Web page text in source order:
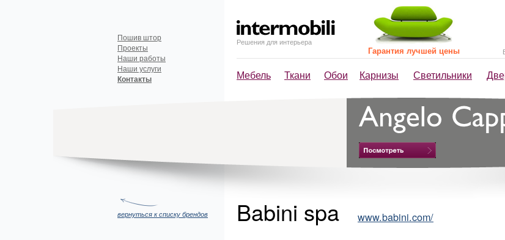
Решения для интерьера
Мебель Ткани Обои Карнизы Светильники
Пошив штор
Проекты
Наши работы
Наши услуги
Контакты
Гарантия лучшей цены
вернуться к списку брендов Babini spa www.babini.com/